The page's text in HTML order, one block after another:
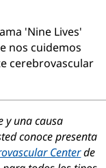
'Nine Lives'
nos cuidemos
cerebrovascular
y una causa
conoce presenta
Centerde